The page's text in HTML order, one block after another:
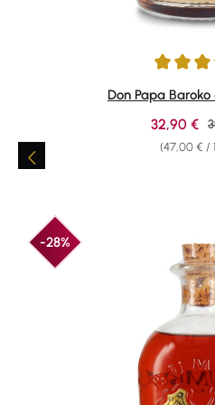
Durchschnittliche Bewertung
Don Papa
(47,00 € /
32,90 €
-28%